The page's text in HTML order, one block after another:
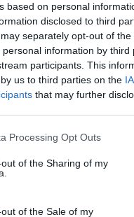
based on personal
disclosed to third
separately opt-out of the
information by third
participants. This
us to third parties on the
that may further
website/app uses one or
visit or usage behaviour. You
to Google and its third-
specified purposes in
Processing Opt Outs
of the Sharing of my
of the Sale of my